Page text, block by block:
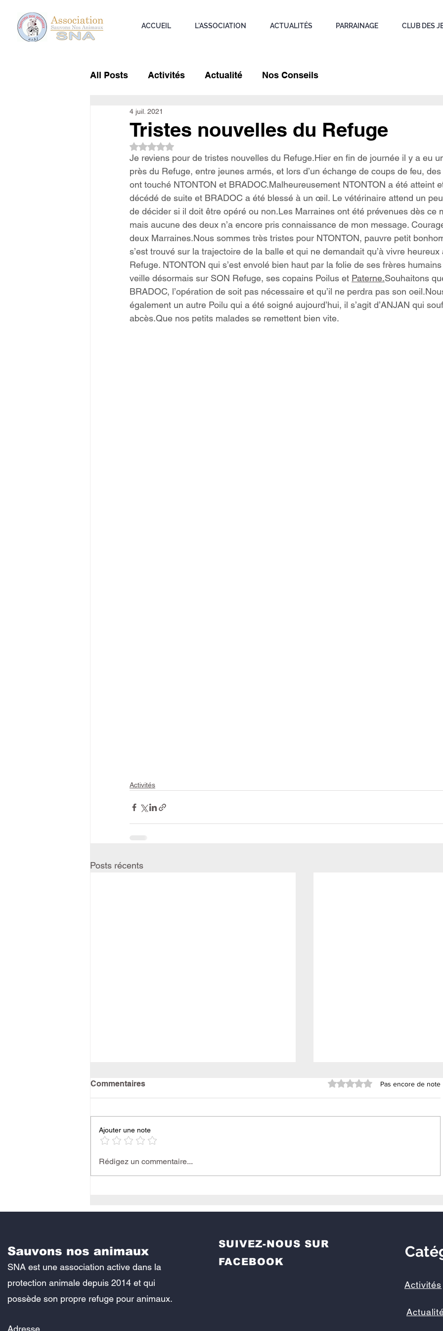
ACCUEIL L'ASSOCIATION ACTUALITÉS PARRAINAGE CLUB DES
All Posts Activités Actualité Nos Conseils
Tristes nouvelles du Refuge
4 juil. 2021
Noté NaN étoiles sur 5.
Je reviens pour de tristes nouvelles du Refuge.Hier en fin de journée il y a eu
près du Refuge, entre jeunes armés, et lors d’un échange de coups de feu,
ont touché NTONTON et BRADOC.Malheureusement NTONTON a été atteint
décédé de suite et BRADOC a été blessé à un œil. Le vétérinaire attend un
de décider si il doit être opéré ou non.Les Marraines ont été prévenues dès ce
mais aucune des deux n’a encore pris connaissance de mon message.
deux Marraines.Nous sommes très tristes pour NTONTON, pauvre petit
s’est trouvé sur la trajectoire de la balle et qui ne demandait qu’à vivre heureux
Refuge. NTONTON qui s’est envolé bien haut par la folie de ses frères
veille désormais sur SON Refuge, ses copains Poilus et Paterne.Souhaitons
BRADOC, l’opération de soit pas nécessaire et qu’il ne perdra pas son
également un autre Poilu qui a été soigné aujourd’hui, il s’agit d’ANJAN qui
abcès.Que nos petits malades se remettent bien vite.
Activités
Posts récents
Commentaires Noté 0 étoile sur 5.Pas encore de note
Ajouter une note
Rédigez un commentaire...
Sauvons nos animaux
SNA est une association active dans la
protection animale depuis 2014 et qui
possède son propre refuge pour animaux.
Adresse
SUIVEZ-NOUS SUR
FACEBOOK
Activités